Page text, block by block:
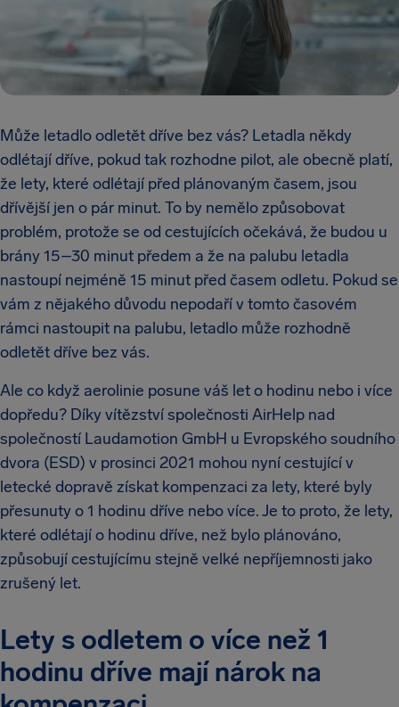
Může letadlo odletět dříve bez vás? Letadla někdy
odlétají dříve, pokud tak rozhodne pilot, ale obecně platí,
že lety, které odlétají před plánovaným časem, jsou
dřívější jen o pár minut. To by nemělo způsobovat
problém, protože se od cestujících očekává, že budou u
brány 15–30 minut předem a že na palubu letadla
nastoupí nejméně 15 minut před časem odletu. Pokud se
vám z nějakého důvodu nepodaří v tomto časovém
rámci nastoupit na palubu, letadlo může rozhodně
odletět dříve bez vás.
Ale co když aerolinie posune váš let o hodinu nebo i více
dopředu? Díky vítězství společnosti AirHelp nad
společností Laudamotion GmbH u Evropského soudního
dvora (ESD) v prosinci 2021 mohou nyní cestující v
letecké dopravě získat kompenzaci za lety, které byly
přesunuty o 1 hodinu dříve nebo více. Je to proto, že lety,
které odlétají o hodinu dříve, než bylo plánováno,
způsobují cestujícímu stejně velké nepříjemnosti jako
zrušený let.
Lety s odletem o více než 1
hodinu dříve mají nárok na